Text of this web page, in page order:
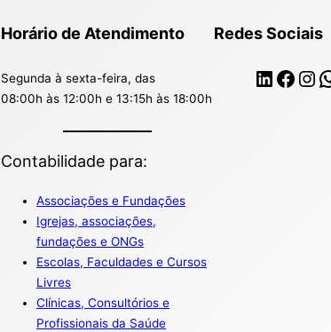
Horário de Atendimento
Segunda à sexta-feira, das
08:00h às 12:00h e 13:15h às 18:00h
Contabilidade para:
Associações e Fundações
Igrejas, associações,
fundações e ONGs
Escolas, Faculdades e Cursos
Livres
Clínicas, Consultórios e
Profissionais da Saúde
Redes Sociais
LinkedIn Facebook Instagram WhatsApp